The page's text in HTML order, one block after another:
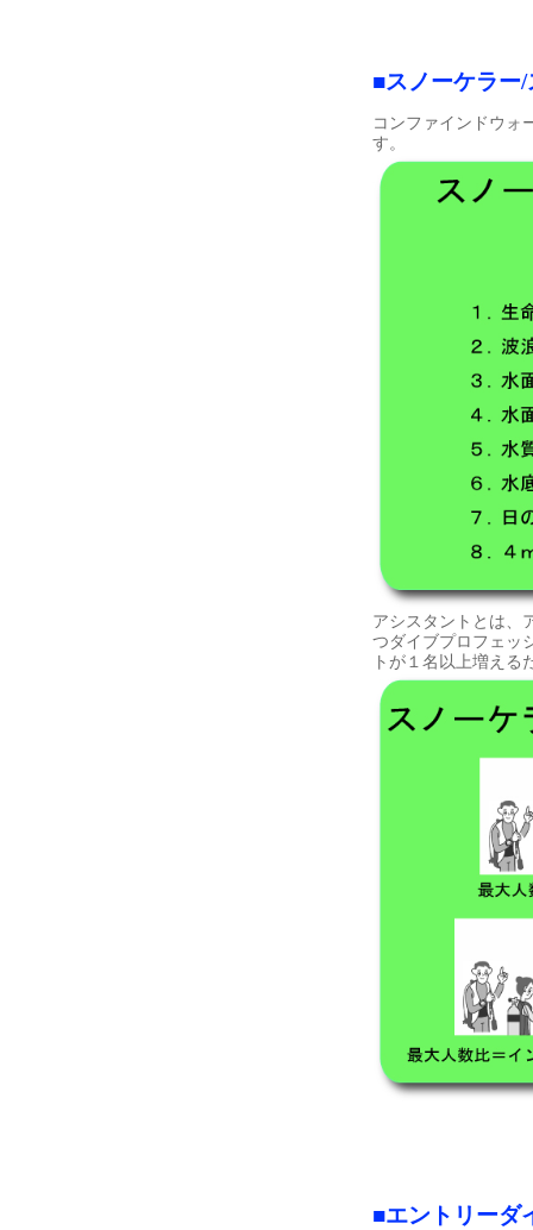
■スノーケラー
コンファインドウォ
す。
アシスタントとは、
つダイブプロフェッ
トが１名以上増える
■エントリーダ